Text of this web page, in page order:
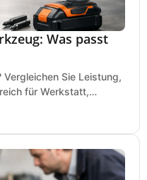
Was passt
Sie Leistung,
für Werkstatt,